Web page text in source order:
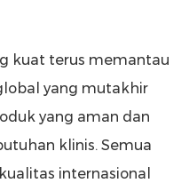
kuat terus memantau
yang mutakhir
yang aman dan
klinis. Semua
internasional